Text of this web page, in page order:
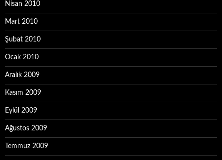
Nisan 2010
Mart 2010
Şubat 2010
Ocak 2010
Aralık 2009
Kasım 2009
Eylül 2009
Ağustos 2009
Temmuz 2009